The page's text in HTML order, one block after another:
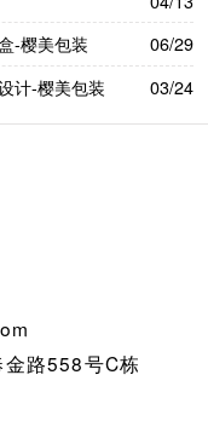
-樱美包装
06/29
计-樱美包装
03/24
路558号C栋